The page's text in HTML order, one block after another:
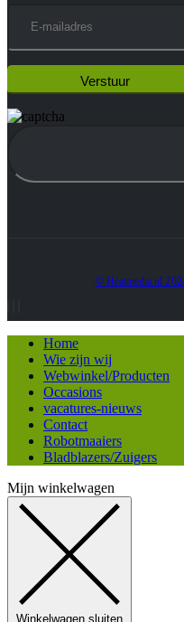
© Heatmedia.nl
Home
Wie zijn wij
Webwinkel/Producten
Occasions
vacatures-nieuws
Contact
Robotmaaiers
Bladblazers/Zuigers
Mijn winkelwagen
Winkelwagen sluiten